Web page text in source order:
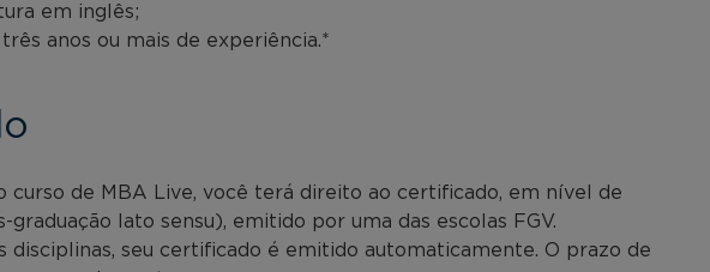
em inglês;
anos ou mais de experiência.*
curso de MBA Live, você terá direito ao certificado, em nível de
graduação lato sensu), emitido por uma das escolas FGV.
disciplinas, seu certificado é emitido automaticamente. O prazo de